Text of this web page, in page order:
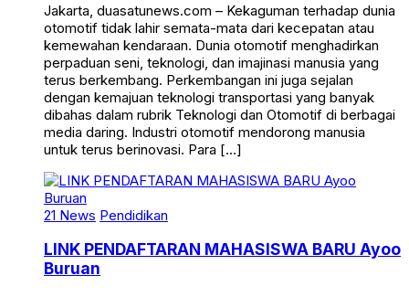
Jakarta, duasatunews.com – Kekaguman terhadap dunia
otomotif tidak lahir semata-mata dari kecepatan atau
kemewahan kendaraan. Dunia otomotif menghadirkan
perpaduan seni, teknologi, dan imajinasi manusia yang
terus berkembang. Perkembangan ini juga sejalan
dengan kemajuan teknologi transportasi yang banyak
dibahas dalam rubrik Teknologi dan Otomotif di berbagai
media daring. Industri otomotif mendorong manusia
untuk terus berinovasi. Para […]
21 News Pendidikan
LINK PENDAFTARAN MAHASISWA BARU Ayoo
Buruan